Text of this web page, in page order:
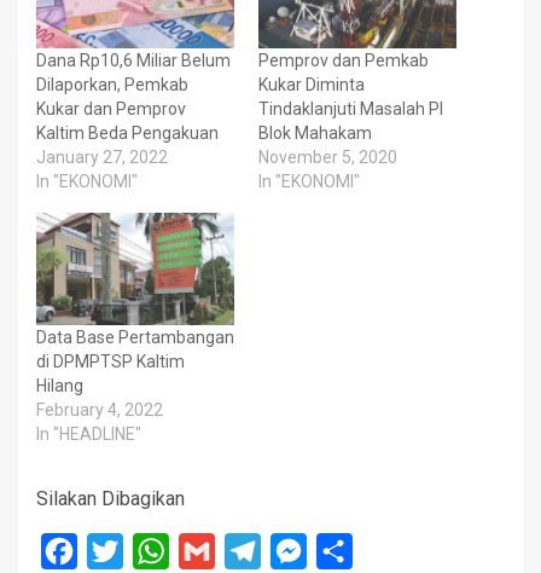
Dana Rp10,6 Miliar Belum
Dilaporkan, Pemkab
Kukar dan Pemprov
Kaltim Beda Pengakuan
January 27, 2022
In "EKONOMI"
Pemprov dan Pemkab
Kukar Diminta
Tindaklanjuti Masalah PI
Blok Mahakam
November 5, 2020
In "EKONOMI"
Data Base Pertambangan
di DPMPTSP Kaltim
Hilang
February 4, 2022
In "HEADLINE"
Silakan Dibagikan
Facebook
Twitter WhatsApp
Gmail TelegramMessenger